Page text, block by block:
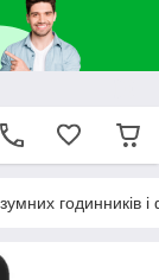
годинників і